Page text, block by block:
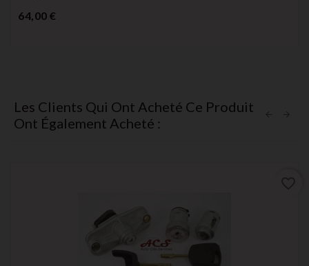
64,00 €
Les Clients Qui Ont Acheté Ce Produit
Ont Également Acheté :